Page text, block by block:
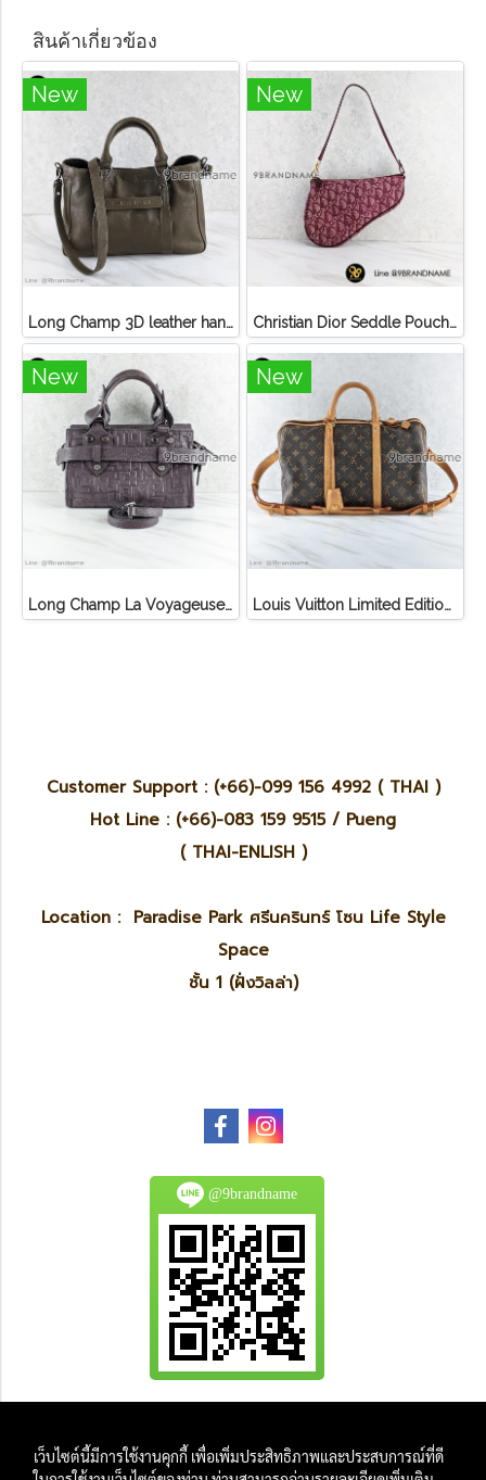
สินค้าเกี่ยวข้อง
New
Long Champ 3D leather handbag
New
Christian Dior Seddle Pouch Accessory Hand Bag
New
Long Champ La Voyageuse Bag Leather
New
Louis Vuitton Limited Edition Monogram Canvas Sofia Coppola SC Bag
Customer Support : (+66)-099 156 4992 ( THAI )
Hot Line : (+66)-083 159 9515 / Pueng
( THAI-ENLISH )
Location : Paradise Park ศรีนครินทร์ โซน Life Style
Space
ชั้น 1 (ฝั่งวิลล่า)
@9brandname
And
เว็บไซต์นี้มีการใช้งานคุกกี้ เพื่อเพิ่มประสิทธิภาพและประสบการณ์ที่ดี